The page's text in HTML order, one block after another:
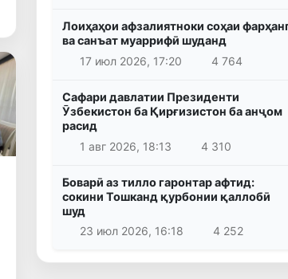
Лоиҳаҳои афзалиятноки соҳаи
ва санъат муаррифӣ шуданд
17 июл 2026, 17:20
4 764
Сафари давлатии Президенти
Ӯзбекистон ба Қирғизистон ба анҷом
расид
1 авг 2026, 18:13
4 310
Боварӣ аз тилло гаронтар афтид:
сокини Тошканд қурбонии қаллобӣ
шуд
23 июл 2026, 16:18
4 252